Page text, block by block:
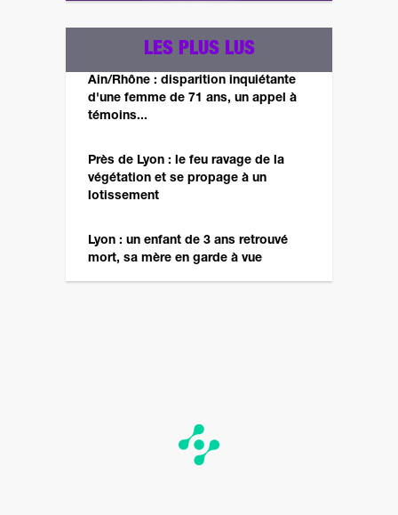
LES PLUS LUS
Ain/Rhône : disparition inquiétante
d'une femme de 71 ans, un appel à
témoins...
Près de Lyon : le feu ravage de la
végétation et se propage à un
lotissement
Lyon : un enfant de 3 ans retrouvé
mort, sa mère en garde à vue